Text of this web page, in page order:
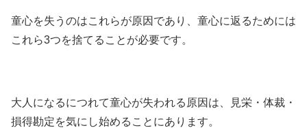
童心を失うのはこれらが原因であり、童心に返るためには
これら3つを捨てることが必要です。
大人になるにつれて童心が失われる原因は、見栄・体裁・
損得勘定を気にし始めることにあります。